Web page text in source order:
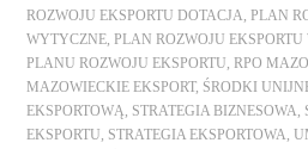
ROZWOJU EKSPORTU DOTACJA ,PLAN
WYTYCZNE ,PLAN ROZWOJU EKSPORTU
PLANU ROZWOJU EKSPORTU ,RPO
MAZOWIECKIE EKSPORT, ŚRODKI
EKSPORTOWĄ
STRATEGIA BIZNESOWA
EKSPORTU
STRATEGIA EKSPORTOWA ,